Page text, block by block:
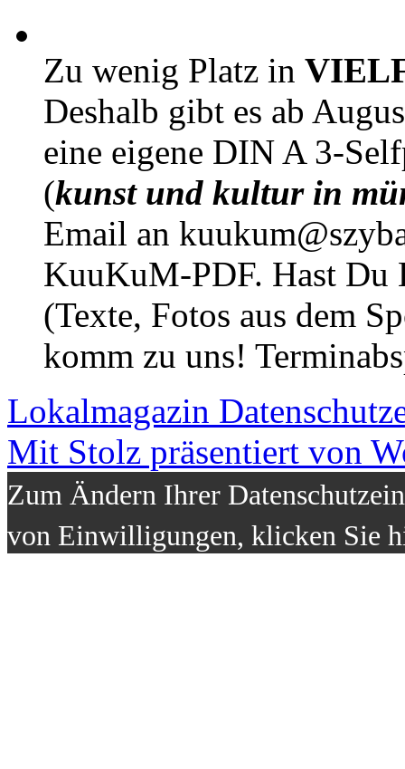
Zu wenig Platz in
Deshalb gibt es ab
eine eigene DIN A 3-
(kunst und kultur in
Email an
KuuKuM-PDF. Hast Du
(Texte, Fotos aus dem
komm zu uns!
Lokalmagazin
Mit Stolz präsentiert von
Zum Ändern Ihrer
von Einwilligungen, klicken Sie